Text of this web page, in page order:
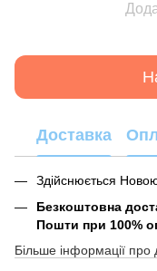
Доставка
Здійснюється
Безкоштовна
Пошти при 100%
Більше інформації про